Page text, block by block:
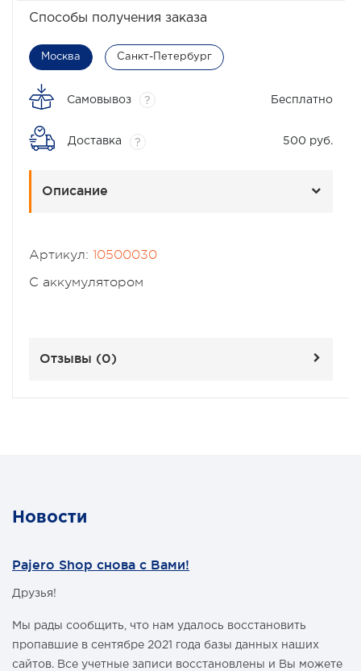
Способы получения заказа
Москва Санкт-Петербург
Самовывоз ? Бесплатно
Доставка ? 500 руб.
Описание
Артикул: 10500030
С аккумулятором
Отзывы (0)
Новости
Pajero Shop снова с Вами!
Друзья!
Мы рады сообщить, что нам удалось восстановить
пропавшие в сентябре 2021 года базы данных наших
сайтов. Все учетные записи восстановлены и Вы можете